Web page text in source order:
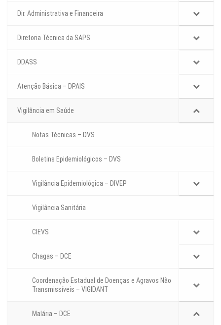
Dir. Administrativa e Financeira
Diretoria Técnica da SAPS
DDASS
Atenção Básica – DPAIS
Vigilância em Saúde
Notas Técnicas – DVS
Boletins Epidemiológicos – DVS
Vigilância Epidemiológica – DIVEP
Vigilância Sanitária
CIEVS
Chagas – DCE
Coordenação Estadual de Doenças e Agravos Não
Transmissíveis – VIGIDANT
Malária – DCE